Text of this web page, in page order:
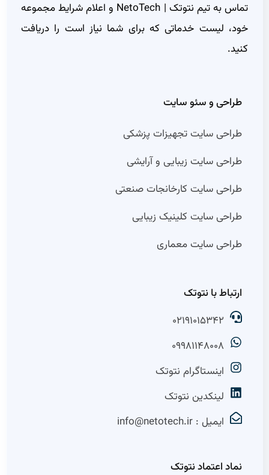
تماس به تیم نتوتک | NetoTech و اعلام شرایط مجموعه
خود، لیست خدماتی که برای شما نیاز است را دریافت
کنید.
طراحی و سئو سایت
طراحی سایت تجهیزات پزشکی
طراحی سایت زیبایی و آرایشی
طراحی سایت کارخانجات صنعتی
طراحی سایت کلینیک زیبایی
طراحی سایت معماری
ارتباط با نتوتک
02191015342
09981148008
اینستاگرام نتوتک
لینکدین نتوتک
ایمیل : info@netotech.ir
نماد اعتماد نتوتک